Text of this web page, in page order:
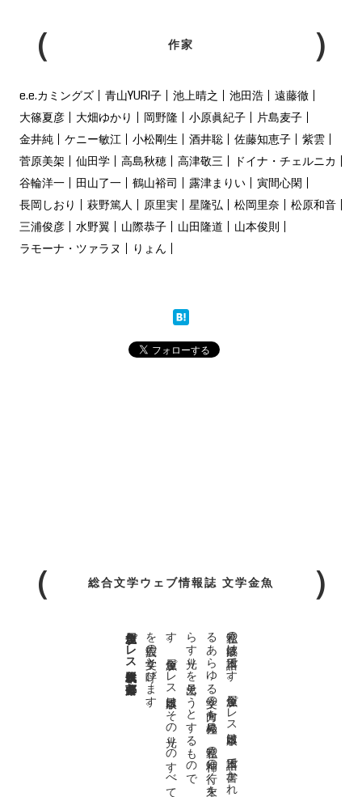
作家
e.e.カミングズ 青山YURI子 池上晴之 池田浩
遠藤徹
大篠夏彦
大畑ゆかり 岡野隆 小原眞紀子
片島麦子
金井純
ケニー敏江 小松剛生 酒井聡 佐藤知恵子
紫雲
菅原美架
仙田学 高島秋穂 高津敬三
ドイナ・チェルニカ
谷輪洋一
田山了一 鶴山裕司 露津まりい
寅間心閑
長岡しおり
萩野篤人 原里実 星隆弘 松岡里奈
松原和音
三浦俊彦
水野翼 山際恭子 山田隆道
山本俊則
ラモーナ・ツァラヌ
りょん
総合文学ウェブ情報誌 文学金魚
私達の
故郷は
日本語で
す
。
金魚屋プ
レ
ス
日本版は
、
日本語で
書か
れ
る
あ
ら
ゆ
る
文学の
方向を
見極め
、
私達の
精神の
行く
末を
照
ら
す
光り
を
見出そ
う
と
す
る
も
の
で
す
。
金魚屋プ
レ
ス
日本版は
そ
の
光り
の
す
べ
て
を
広義の
文学と
呼び
ま
す
。
金魚屋プレス日本版代表 齋藤都